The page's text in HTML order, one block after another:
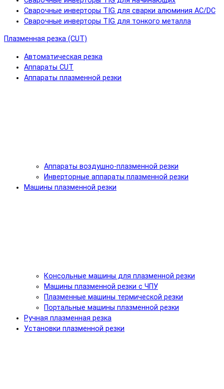
Сварочные инверторы TIG для сварки алюминия AC/DC
Сварочные инверторы TIG для тонкого металла
Плазменная резка (CUT)
Автоматическая резка
Аппараты CUT
Аппараты плазменной резки
Аппараты воздушно-плазменной резки
Инверторные аппараты плазменной резки
Машины плазменной резки
Консольные машины для плазменной резки
Машины плазменной резки с ЧПУ
Плазменные машины термической резки
Портальные машины плазменной резки
Ручная плазменная резка
Установки плазменной резки